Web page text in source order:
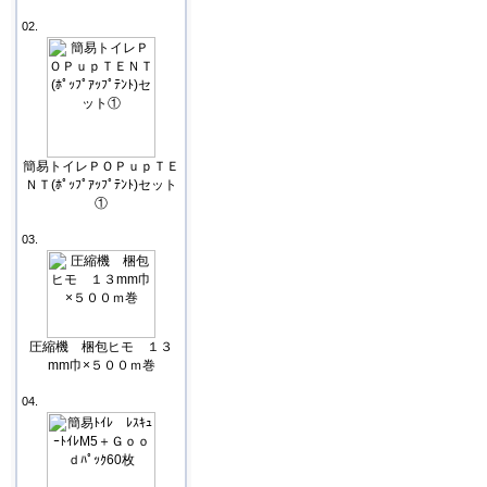
02.
簡易トイレＰＯＰｕｐＴＥ
ＮＴ(ﾎﾟｯﾌﾟｱｯﾌﾟﾃﾝﾄ)セット
①
03.
圧縮機 梱包ヒモ １３
mm巾×５００ｍ巻
04.